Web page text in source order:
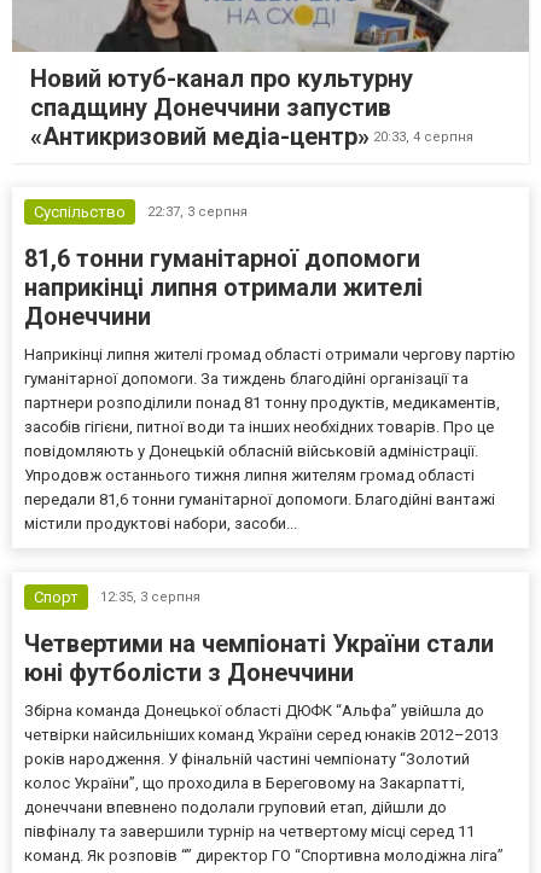
Новий ютуб-канал про культурну
спадщину Донеччини запустив
«Антикризовий медіа-центр» 20:33, 4 серпня
Суспільство 22:37, 3 серпня
81,6 тонни гуманітарної допомоги
наприкінці липня отримали жителі
Донеччини
Наприкінці липня жителі громад області отримали чергову партію
гуманітарної допомоги. За тиждень благодійні організації та
партнери розподілили понад 81 тонну продуктів, медикаментів,
засобів гігієни, питної води та інших необхідних товарів. Про це
повідомляють у Донецькій обласній військовій адміністрації.
Упродовж останнього тижня липня жителям громад області
передали 81,6 тонни гуманітарної допомоги. Благодійні вантажі
містили продуктові набори, засоби...
Спорт 12:35, 3 серпня
Четвертими на чемпіонаті України стали
юні футболісти з Донеччини
Збірна команда Донецької області ДЮФК “Альфа” увійшла до
четвірки найсильніших команд України серед юнаків 2012–2013
років народження. У фінальній частині чемпіонату “Золотий
колос України”, що проходила в Береговому на Закарпатті,
донеччани впевнено подолали груповий етап, дійшли до
півфіналу та завершили турнір на четвертому місці серед 11
команд. Як розповів “” директор ГО “Спортивна молодіжна ліга”